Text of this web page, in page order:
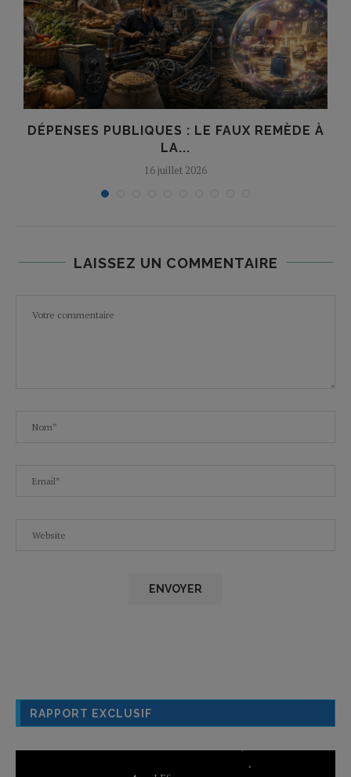
DÉPENSES PUBLIQUES : LE FAUX REMÈDE À
LA...
16 juillet 2026
LAISSEZ UN COMMENTAIRE
RAPPORT EXCLUSIF